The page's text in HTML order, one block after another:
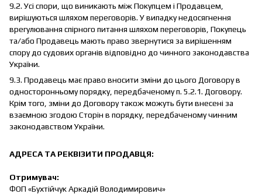
9.2. Усі спори, що виникають між Покупцем і Продавцем,
вирішуються шляхом переговорів. У випадку недосягнення
врегулювання спірного питання шляхом переговорів, Покупець
та/або Продавець мають право звернутися за вирішенням
спору до судових органів відповідно до чинного законодавства
України.
9.3. Продавець має право вносити зміни до цього Договору в
односторонньому порядку, передбаченому п. 5.2.1. Договору.
Крім того, зміни до Договору також можуть бути внесені за
взаємною згодою Сторін в порядку, передбаченому чинним
законодавством України.
АДРЕСА ТА РЕКВІЗИТИ ПРОДАВЦЯ:
Отримувач:
ФОП «Бухтійчук Аркадій Володимирович»